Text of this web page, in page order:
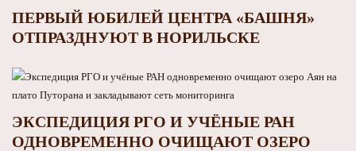
ПЕРВЫЙ ЮБИЛЕЙ ЦЕНТРА «БАШНЯ»
ОТПРАЗДНУЮТ В НОРИЛЬСКЕ
ЭКСПЕДИЦИЯ РГО И УЧЁНЫЕ РАН
ОДНОВРЕМЕННО ОЧИЩАЮТ ОЗЕРО